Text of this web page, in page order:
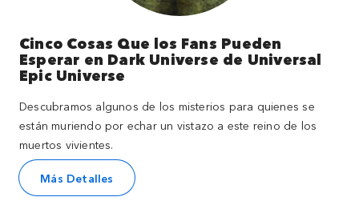
Cinco Cosas Que los Fans Pueden
Esperar en Dark Universe de Universal
Epic Universe
Descubramos algunos de los misterios para quienes se
están muriendo por echar un vistazo a este reino de los
muertos vivientes.
Más Detalles